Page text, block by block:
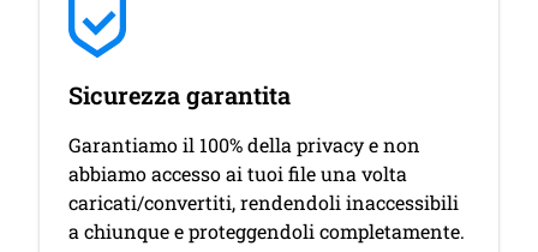
Sicurezza garantita
Garantiamo il 100% della privacy e non
abbiamo accesso ai tuoi file una volta
caricati/convertiti, rendendoli inaccessibili
a chiunque e proteggendoli completamente.